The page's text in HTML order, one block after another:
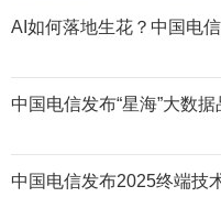
AI如何落地生花？中国电
中国电信发布“星海”大数
中国电信发布2025终端技